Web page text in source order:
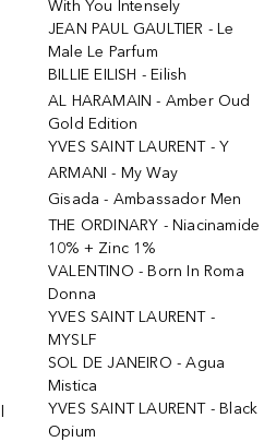
With You Intensely
JEAN PAUL GAULTIER - Le
Male Le Parfum
BILLIE EILISH - Eilish
AL HARAMAIN - Amber Oud
Gold Edition
YVES SAINT LAURENT - Y
ARMANI - My Way
Gisada - Ambassador Men
THE ORDINARY - Niacinamide
10% + Zinc 1%
VALENTINO - Born In Roma
Donna
YVES SAINT LAURENT -
MYSLF
SOL DE JANEIRO - Agua
Mistica
YVES SAINT LAURENT - Black
Opium